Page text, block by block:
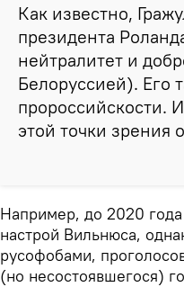
Как известно,
президента
нейтралитет и
Белоруссией). Его
пророссийскости.
этой точки зрения
Например, до 2020 года
настрой Вильнюса,
русофобами,
(но несостоявшегося)